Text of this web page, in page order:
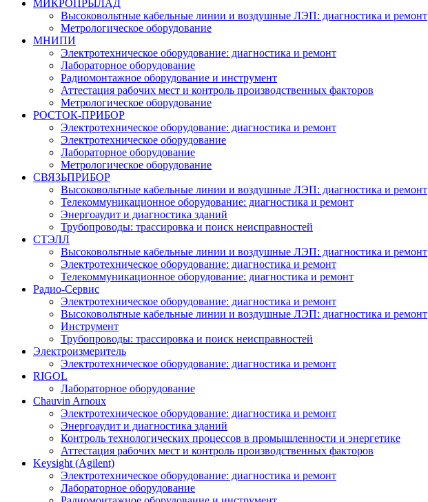
МИКРОПРЫЛАД
Высоковольтные кабельные линии и воздушные ЛЭП: диагностика и ремонт
Метрологическое оборудование
МНИПИ
Электротехническое оборудование: диагностика и ремонт
Лабораторное оборудование
Радиомонтажное оборудование и инструмент
Аттестация рабочих мест и контроль производственных факторов
Метрологическое оборудование
РОСТОК-ПРИБОР
Электротехническое оборудование: диагностика и ремонт
Электротехническое оборудование
Лабораторное оборудование
Метрологическое оборудование
СВЯЗЬПРИБОР
Высоковольтные кабельные линии и воздушные ЛЭП: диагностика и ремонт
Телекоммуникационное оборудование: диагностика и ремонт
Энергоаудит и диагностика зданий
Трубопроводы: трассировка и поиск неисправностей
СТЭЛЛ
Высоковольтные кабельные линии и воздушные ЛЭП: диагностика и ремонт
Электротехническое оборудование: диагностика и ремонт
Телекоммуникационное оборудование: диагностика и ремонт
Радио-Cервис
Электротехническое оборудование: диагностика и ремонт
Высоковольтные кабельные линии и воздушные ЛЭП: диагностика и ремонт
Инструмент
Трубопроводы: трассировка и поиск неисправностей
Электроизмеритель
Электротехническое оборудование: диагностика и ремонт
RIGOL
Лабораторное оборудование
Chauvin Arnoux
Электротехническое оборудование: диагностика и ремонт
Энергоаудит и диагностика зданий
Контроль технологических процессов в промышленности и энергетике
Аттестация рабочих мест и контроль производственных факторов
Keysight (Agilent)
Электротехническое оборудование: диагностика и ремонт
Лабораторное оборудование